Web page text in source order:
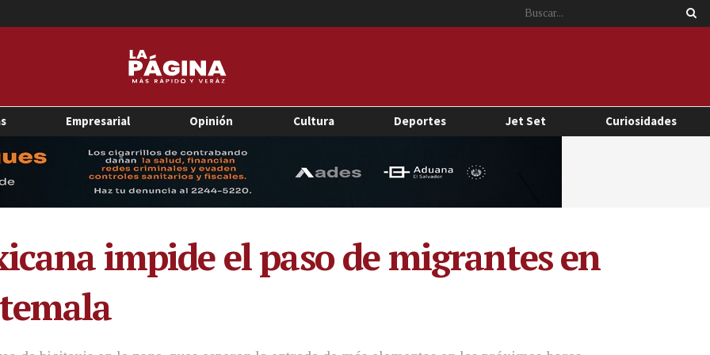
Empresarial Opinión Cultura Deportes Jet Set Curiosidades
impide el paso de migrantes en